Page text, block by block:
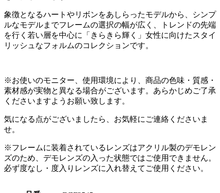
象徴となるハートやリボンをあしらったモデルから、シンプ
ルなモデルまでフレームの選択の幅が広く、トレンドの先端
を行く若い層を中心に「きらきら輝く」女性に向けたスタイ
リッシュなフォルムのコレクションです。
※お使いのモニター、使用環境により、商品の色味・質感・
素材感が実物と異なる場合がございます。あらかじめご了承
くださいますようお願い致します。
気になる点がございましたら、お気軽にご連絡くださいま
せ。
※フレームに装着されているレンズはアクリル製のデモレン
ズのため、デモレンズの入った状態ではご使用できません。
必ず度なし・度入りレンズに入れ替えてご使用ください。